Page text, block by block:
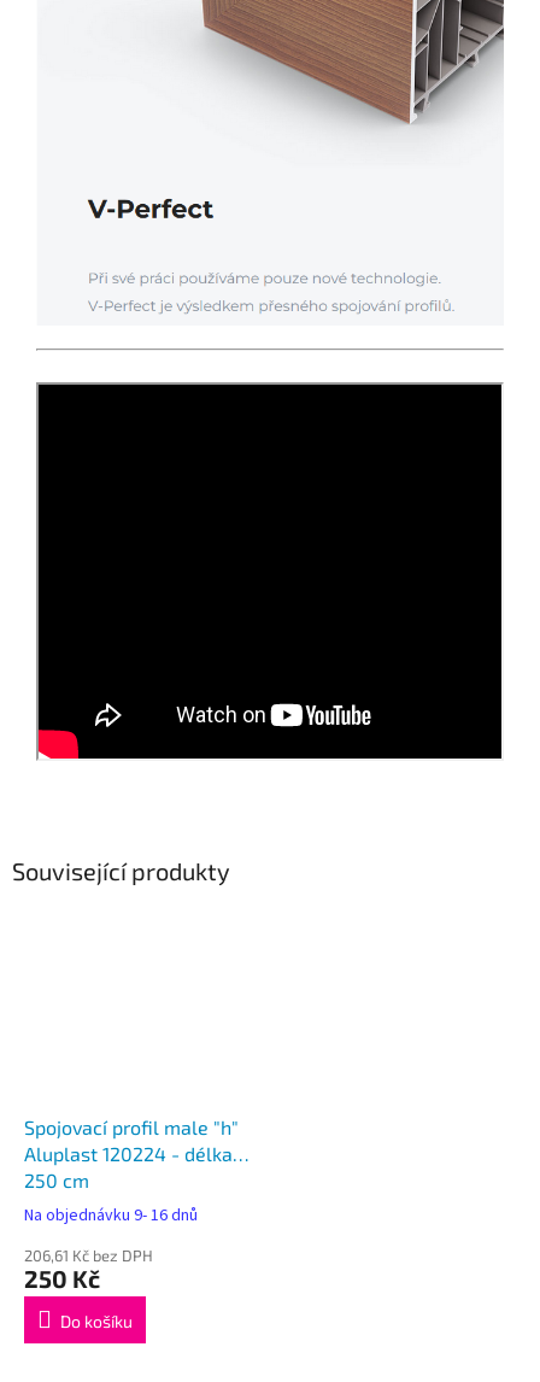
Související produkty
Spojovací profil male "h"
Aluplast 120224 - délka
250 cm
Na objednávku 9- 16 dnů
206,61 Kč bez DPH
250 Kč
Do košíku